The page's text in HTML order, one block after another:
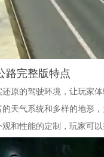
路完整版特点
原的驾驶环境，让玩家体
天气系统和多样的地形，
和性能的定制，玩家可以